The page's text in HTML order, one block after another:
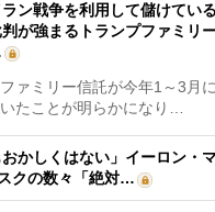
ラン戦争を利用して儲けてい
が強まるトランプファミリ
ァミリー信託が今年1～3月
たことが明らかになり…
おかしくはない」イーロン・
クの数々「絶対…